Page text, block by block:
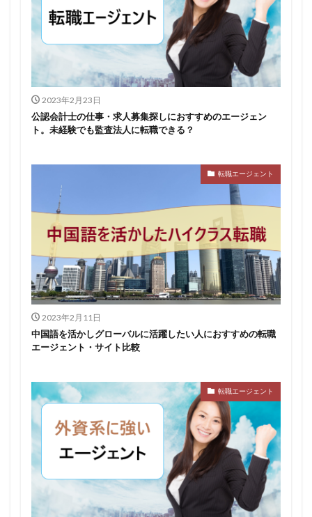
2023年2月23日
公認会計士の仕事・求人募集探しにおすすめのエージェン
ト。未経験でも監査法人に転職できる？
転職エージェント
2023年2月11日
中国語を活かしグローバルに活躍したい人におすすめの転職
エージェント・サイト比較
転職エージェント